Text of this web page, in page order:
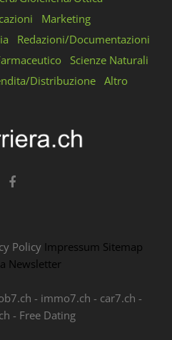
Marketing
Redazioni/Documentazioni
Scienze Naturali
Distribuzione Altro
Policy Impressum Sitemap
Newsletter
- immo7.ch - car7.ch -
- Free Dating